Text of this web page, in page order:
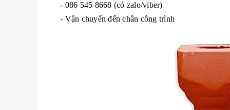
- 086 545 8668 (có zalo/viber)
- Vận chuyển đến chân công trình